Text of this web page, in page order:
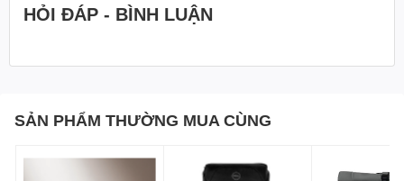
HỎI ĐÁP - BÌNH LUẬN
SẢN PHẨM THƯỜNG MUA CÙNG